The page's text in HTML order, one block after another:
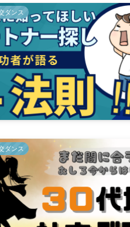
ダンス
ダンス